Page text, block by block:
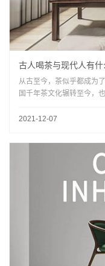
古人喝茶与现代人有什
从古至今，茶似乎都成为
国千年茶文化辗转至今，
2021-12-07